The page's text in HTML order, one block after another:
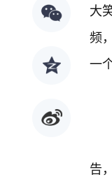
大
频
一
告